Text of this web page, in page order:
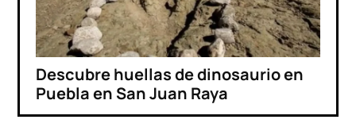
Descubre huellas de dinosaurio en
Puebla en San Juan Raya